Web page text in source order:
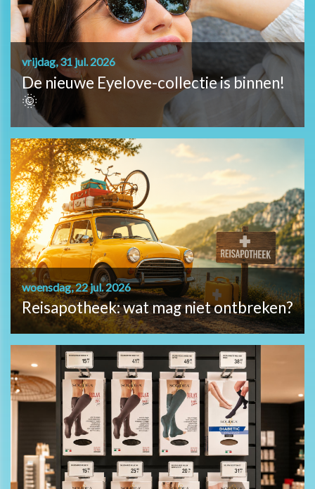
vrijdag, 31 jul. 2026
De nieuwe Eyelove-collectie is binnen!
🌞
woensdag, 22 jul. 2026
Reisapotheek: wat mag niet ontbreken?